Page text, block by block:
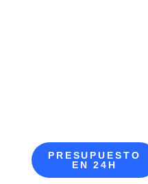
PRESUPUESTO
EN 24H